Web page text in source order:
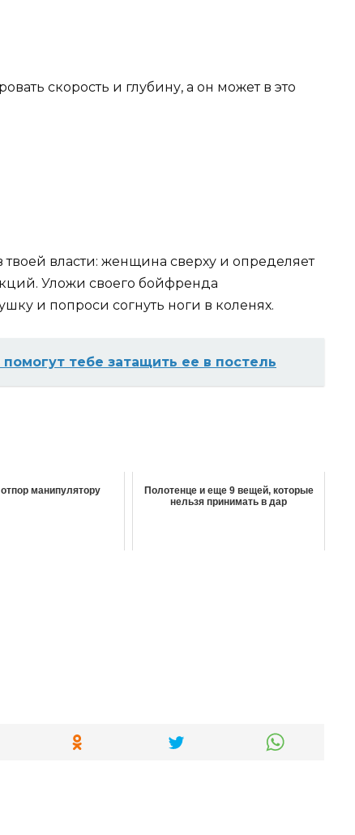
скорость и глубину, а он может в это
твоей власти: женщина сверху и определяет
Уложи своего бойфренда
и попроси согнуть ноги в коленях.
тебе затащить ее в постель
отпор манипулятору
Полотенце и еще 9 вещей, которые
нельзя принимать в дар